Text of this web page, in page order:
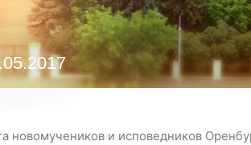
новомучеников и исповедников